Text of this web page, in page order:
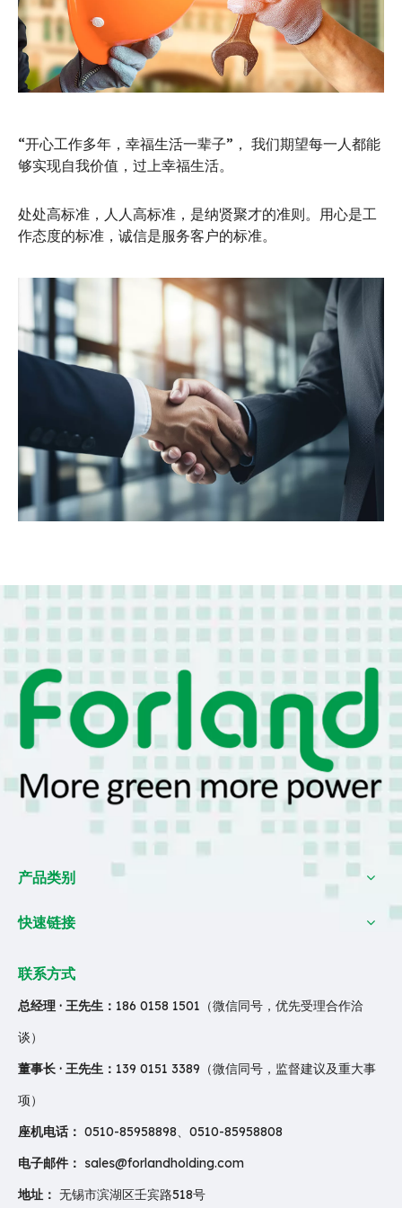
“开心工作多年，幸福生活一辈子”， 我们期望每一人都能
够实现自我价值，过上幸福生活。
处处高标准，人人高标准，是纳贤聚才的准则。用心是工
作态度的标准，诚信是服务客户的标准。
产品类别
快速链接
联系方式
总经理 · 王先生： 186 0158 1501（微信同号，优先受理合作洽
谈）
董事长 · 王先生： 139 0151 3389（微信同号，监督建议及重大事
项）
座机电话： 0510-85958898、0510-85958808
电子邮件： sales@forlandholding.com
地址： 无锡市滨湖区壬宾路518号